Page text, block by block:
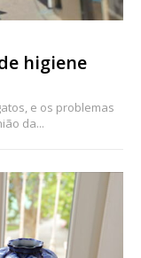
higiene
e os problemas
da...